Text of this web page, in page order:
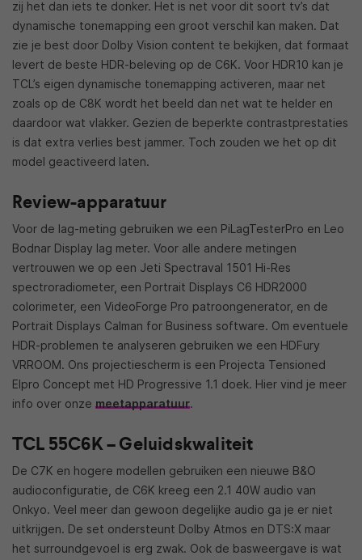
zij het dan iets te donker. Het is net voor dit soort tv’s dat
dynamische tonemapping een groot verschil kan maken. Dat
zie je best door Dolby Vision content te bekijken, dat formaat
levert de beste HDR-beleving op de C6K. Voor HDR10 kan je
TCL’s eigen dynamische tonemapping activeren, maar net
zoals op de C8K wordt het beeld dan net wat te helder en
daardoor wat vlakker. Gezien de beperkte contrastprestaties
is dat extra verlies best jammer. Toch zouden we het op dit
model geactiveerd laten.
Review-apparatuur
Voor de lag-meting gebruiken we een PiLagTesterPro en Leo
Bodnar Display lag meter. Voor alle andere metingen
vertrouwen we op een Jeti Spectraval 1501 Hi-Res
spectroradiometer, een Portrait Displays C6 HDR2000
colorimeter, een VideoForge Pro patroongenerator, en de
Portrait Displays Calman for Business software. Om eventuele
HDR-problemen te analyseren gebruiken we een HDFury
VRROOM. Ons projectiescherm is een Projecta Tensioned
Elpro Concept met HD Progressive 1.1 doek. Hier vind je meer
info over onze meetapparatuur.
TCL 55C6K – Geluidskwaliteit
De C7K en hogere modellen gebruiken een nieuwe B&O
audioconfiguratie, de C6K kreeg een 2.1 40W audio van
Onkyo. Veel meer dan gewoon degelijke audio ga je er niet
uitkrijgen. De set ondersteunt Dolby Atmos en DTS:X maar
het surroundgevoel is erg zwak. Ook de basweergave is wat